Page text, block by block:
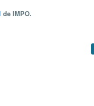
de IMPO.